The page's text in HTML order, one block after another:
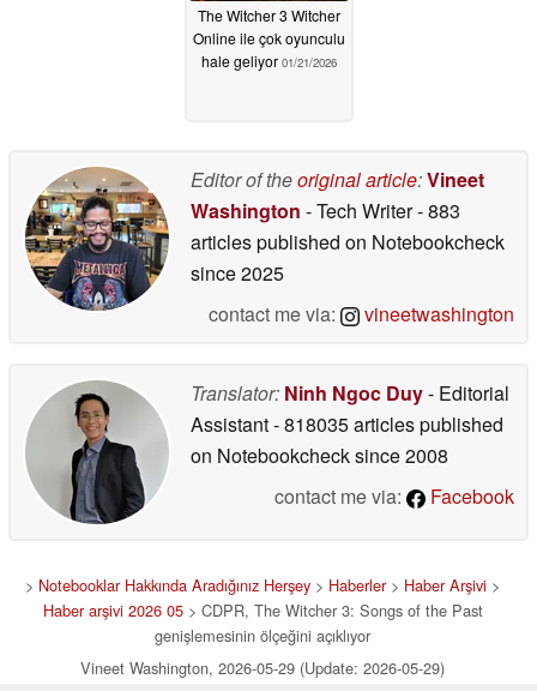
The Witcher 3 Witcher
Online ile çok oyunculu
hale geliyor 01/21/2026
Editor of theoriginal article:Vineet
Washington - Tech Writer- 883
articles published on Notebookcheck
since 2025
contact me via:
vineetwashington
Translator: Ninh Ngoc Duy- Editorial
Assistant- 818035 articles published
on Notebookchecksince 2008
contact me via:
Facebook
> Notebooklar Hakkında Aradığınız Herşey > Haberler> Haber Arşivi >
Haber arşivi 2026 05> CDPR, The Witcher 3: Songs of the Past
genişlemesinin ölçeğini açıklıyor
Vineet Washington, 2026-05-29 (Update: 2026-05-29)